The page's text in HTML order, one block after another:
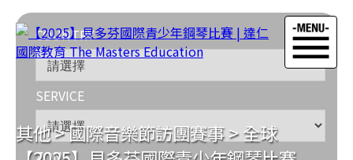
其他>國際音樂節訪團賽事>全球
COUNTRY
SERVICE
ZONE